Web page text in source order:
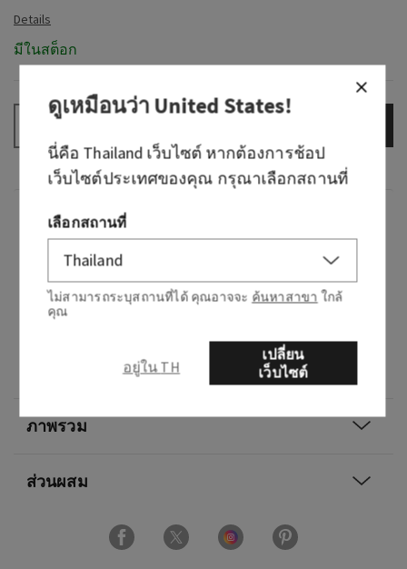
มีในสต็อก
กลิ่น
สวัสดีจากสรวงสวรรค์! ตื่นขึ้นมาพร้อมกับกลิ่น
หอมหวานของน้ำสับปะรดสีชมพูและแสงอาทิตย์
ยามเช้าที่ส่องผ่านต้นปาล์ม
โน้ต: สับปะรดสีชมพูหวานหอม น้ำตาลปาล์ม และ
น้ำหวานบ่มแดด
ภาพรวม
ส่วนผสม
ดูเหมือนว่าUnited States!
นี่คือ Thailand เว็บไซต์ หากต้องการช้อป
เว็บไซต์ประเทศของคุณ กรุณาเลือกสถานที่
เลือกสถานที่
ไม่สามารถระบุสถานที่ได้ คุณอาจจะ ค้นหาสาขา ใกล้
คุณ
อยู่ใน TH
เปลี่ยน
เว็บไซต์